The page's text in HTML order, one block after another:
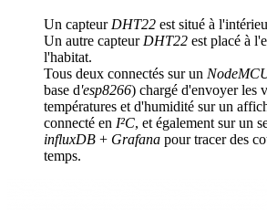
Un capteur DHT22 est situé à
Un autre capteur DHT22 est placé à
l'habitat.
Tous deux connectés sur un
base d'esp8266) chargé d'envoyer les
températures et d'humidité sur un
connecté en I²C, et également sur un
influxDB + Grafana pour tracer des
temps.